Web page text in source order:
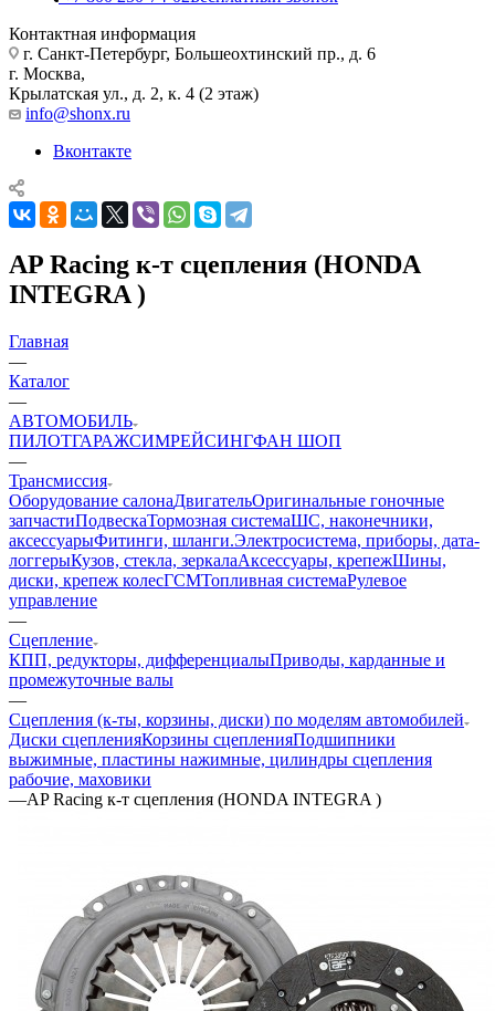
Контактная информация
г. Санкт-Петербург, Большеохтинский пр., д. 6
г. Москва,
Крылатская ул., д. 2, к. 4 (2 этаж)
info@shonx.ru
Вконтакте
AP Racing к-т сцепления (HONDA
INTEGRA )
Главная
—
Каталог
—
АВТОМОБИЛЬ
ПИЛОТГАРАЖСИМРЕЙСИНГФАН ШОП
—
Трансмиссия
Оборудование салонаДвигательОригинальные гоночные
запчастиПодвескаТормозная системаШС, наконечники,
аксессуарыФитинги, шланги.Электросистема, приборы, дата-
логгерыКузов, стекла, зеркалаАксессуары, крепежШины,
диски, крепеж колесГСМТопливная системаРулевое
управление
—
Сцепление
КПП, редукторы, дифференциалыПриводы, карданные и
промежуточные валы
—
Сцепления (к-ты, корзины, диски) по моделям автомобилей
Диски сцепленияКорзины сцепленияПодшипники
выжимные, пластины нажимные, цилиндры сцепления
рабочие, маховики
—AP Racing к-т сцепления (HONDA INTEGRA )